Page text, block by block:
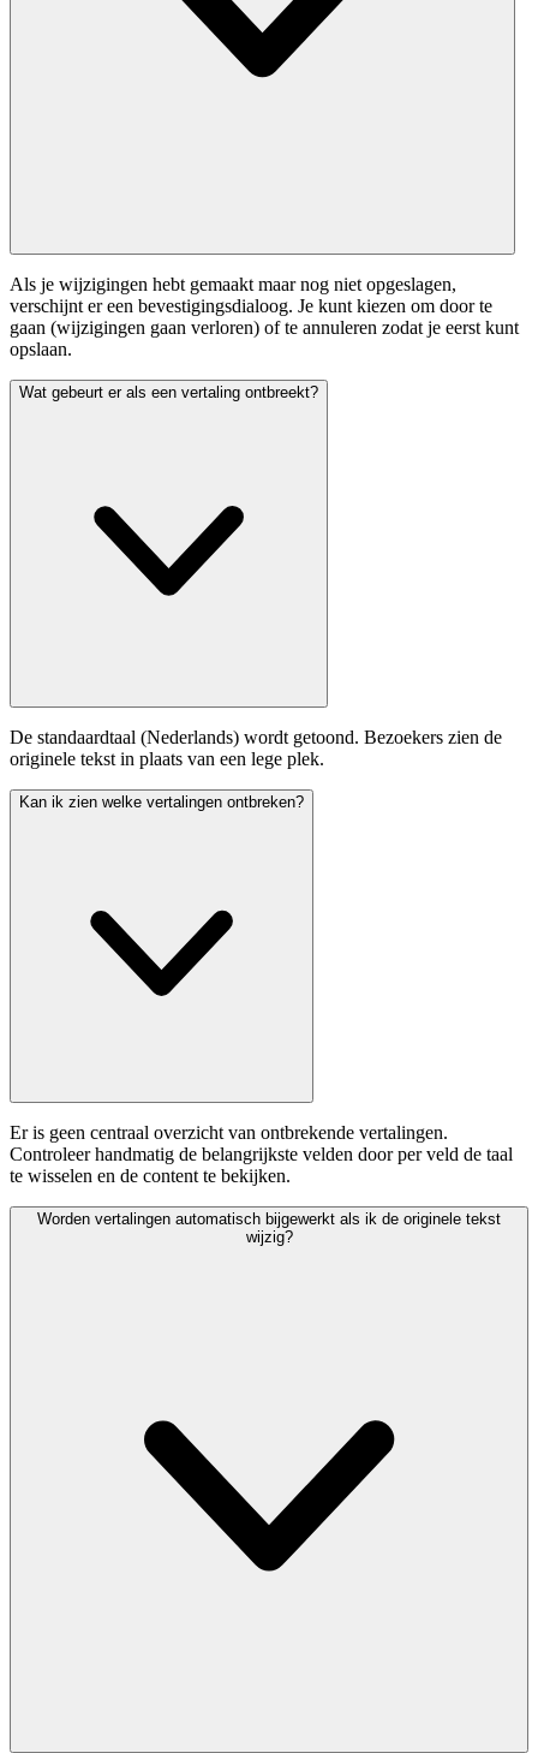
Als je wijzigingen hebt gemaakt maar nog niet opgeslagen,
verschijnt er een bevestigingsdialoog. Je kunt kiezen om door te
gaan (wijzigingen gaan verloren) of te annuleren zodat je eerst kunt
opslaan.
Wat gebeurt er als een vertaling ontbreekt?
De standaardtaal (Nederlands) wordt getoond. Bezoekers zien de
originele tekst in plaats van een lege plek.
Kan ik zien welke vertalingen ontbreken?
Er is geen centraal overzicht van ontbrekende vertalingen.
Controleer handmatig de belangrijkste velden door per veld de taal
te wisselen en de content te bekijken.
Worden vertalingen automatisch bijgewerkt als ik de originele tekst
wijzig?